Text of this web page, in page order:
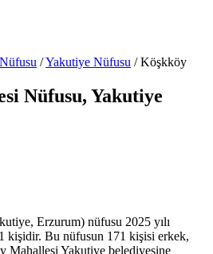
Nüfusu /Yakutiye Nüfusu /Köşkköy
Nüfusu, Yakutiye
Erzurum) nüfusu 2025 yılı
kişidir. Bu nüfusun 171 kişisi erkek,
Mahallesi Yakutiye belediyesine